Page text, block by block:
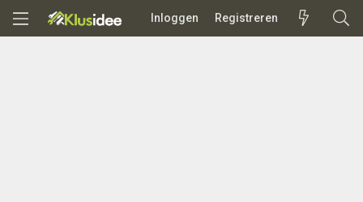
Inloggen Registreren